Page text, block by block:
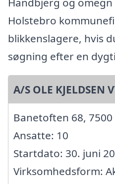
Holstebro
blikkenslagere, hvis
søgning efter en
A/S OLE KJELDSEN
Banetoften 68,
Ansatte: 10
Startdato: 30. juni
Virksomhedsform: